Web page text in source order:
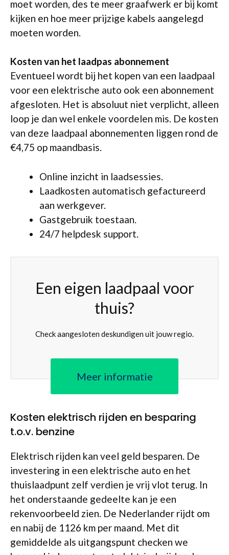
moet worden, des te meer graafwerk er bij komt
kijken en hoe meer prijzige kabels aangelegd
moeten worden.
Kosten van het laadpas abonnement
Eventueel wordt bij het kopen van een laadpaal
voor een elektrische auto ook een abonnement
afgesloten. Het is absoluut niet verplicht, alleen
loop je dan wel enkele voordelen mis. De kosten
van deze laadpaal abonnementen liggen rond de
€4,75 op maandbasis.
Online inzicht in laadsessies.
Laadkosten automatisch gefactureerd
aan werkgever.
Gastgebruik toestaan.
24/7 helpdesk support.
Een eigen laadpaal voor
thuis?
Check aangesloten deskundigen uit jouw regio.
Meer informatie
Kosten elektrisch rijden en besparing
t.o.v. benzine
Elektrisch rijden kan veel geld besparen. De
investering in een elektrische auto en het
thuislaadpunt zelf verdien je vrij vlot terug. In
het onderstaande gedeelte kan je een
rekenvoorbeeld zien. De Nederlander rijdt om
en nabij de 1126 km per maand. Met dit
gemiddelde als uitgangspunt checken we